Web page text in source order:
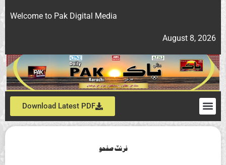
Welcome to Pak Digital Media
August 8, 2026
Download Latest PDF
فرنٽ صفحو